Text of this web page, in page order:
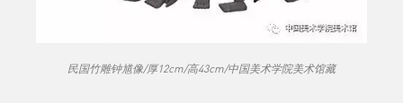
民国竹雕钟馗像/厚12cm/高43cm/中国美术学院美术馆藏